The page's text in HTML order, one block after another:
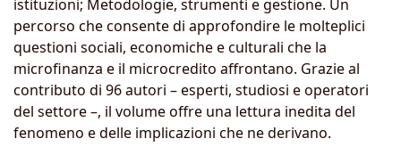
istituzioni; Metodologie, strumenti e gestione. Un
percorso che consente di approfondire le molteplici
questioni sociali, economiche e culturali che la
microfinanza e il microcredito affrontano. Grazie al
contributo di 96 autori – esperti, studiosi e operatori
del settore –, il volume offre una lettura inedita del
fenomeno e delle implicazioni che ne derivano.